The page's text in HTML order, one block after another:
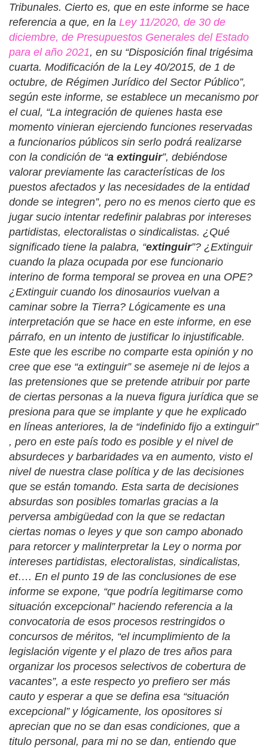
Tribunales. Cierto es, que en este informe se hace
referencia a que, en la Ley 11/2020, de 30 de
diciembre, de Presupuestos Generales del Estado
para el año 2021, en su “Disposición final trigésima
cuarta. Modificación de la Ley 40/2015, de 1 de
octubre, de Régimen Jurídico del Sector Público”,
según este informe, se establece un mecanismo por
el cual, “La integración de quienes hasta ese
momento vinieran ejerciendo funciones reservadas
a funcionarios públicos sin serlo podrá realizarse
con la condición de “a extinguir”, debiéndose
valorar previamente las características de los
puestos afectados y las necesidades de la entidad
donde se integren”, pero no es menos cierto que es
jugar sucio intentar redefinir palabras por intereses
partidistas, electoralistas o sindicalistas. ¿Qué
significado tiene la palabra, “extinguir”? ¿Extinguir
cuando la plaza ocupada por ese funcionario
interino de forma temporal se provea en una OPE?
¿Extinguir cuando los dinosaurios vuelvan a
caminar sobre la Tierra? Lógicamente es una
interpretación que se hace en este informe, en ese
párrafo, en un intento de justificar lo injustificable.
Este que les escribe no comparte esta opinión y no
cree que ese “a extinguir” se asemeje ni de lejos a
las pretensiones que se pretende atribuir por parte
de ciertas personas a la nueva figura jurídica que se
presiona para que se implante y que he explicado
en líneas anteriores, la de “indefinido fijo a extinguir”
, pero en este país todo es posible y el nivel de
absurdeces y barbaridades va en aumento, visto el
nivel de nuestra clase política y de las decisiones
que se están tomando. Esta sarta de decisiones
absurdas son posibles tomarlas gracias a la
perversa ambigüedad con la que se redactan
ciertas nomas o leyes y que son campo abonado
para retorcer y malinterpretar la Ley o norma por
intereses partidistas, electoralistas, sindicalistas,
et…. En el punto 19 de las conclusiones de ese
informe se expone, “que podría legitimarse como
situación excepcional” haciendo referencia a la
convocatoria de esos procesos restringidos o
concursos de méritos, “el incumplimiento de la
legislación vigente y el plazo de tres años para
organizar los procesos selectivos de cobertura de
vacantes”, a este respecto yo prefiero ser más
cauto y esperar a que se defina esa “situación
excepcional” y lógicamente, los opositores si
aprecian que no se dan esas condiciones, que a
titulo personal, para mi no se dan, entiendo que